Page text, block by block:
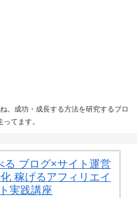
。成功・成長する方法を研究するブロ
てます。
る ブログ×サイト運営
稼げるアフィリエイ
ト実践講座